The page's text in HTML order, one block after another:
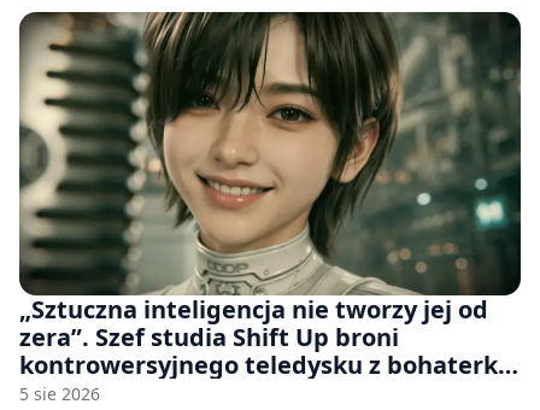
„Sztuczna inteligencja nie tworzy jej od
zera”. Szef studia Shift Up broni
kontrowersyjnego teledysku z bohaterką
Stellar Blade: Blood Rain
5 sie 2026